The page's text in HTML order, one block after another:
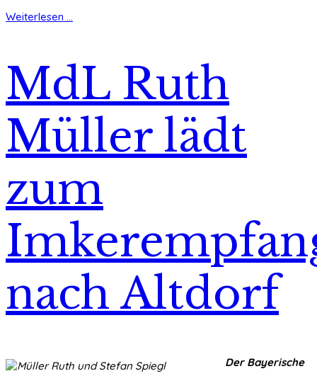
Weiterlesen ...
MdL Ruth
Müller lädt
zum
nach Altdorf
Der Bayerische